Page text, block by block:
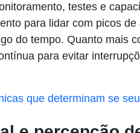
testes e
para lidar com picos
do tempo. Quanto mais
para evitar
que determinam se